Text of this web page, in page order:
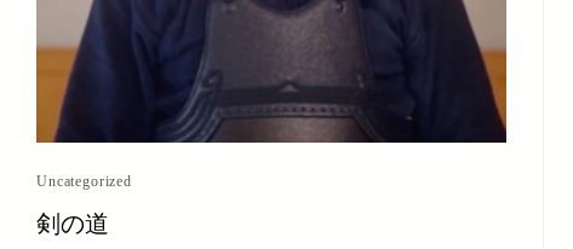
Uncategorized
剣の道